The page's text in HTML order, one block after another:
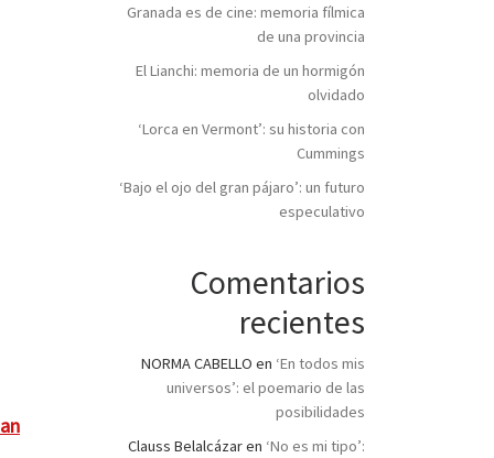
Granada es de cine: memoria fílmica
de una provincia
El Lianchi: memoria de un hormigón
olvidado
‘Lorca en Vermont’: su historia con
Cummings
‘Bajo el ojo del gran pájaro’: un futuro
especulativo
Comentarios
recientes
NORMA CABELLO en ‘En todos mis
universos’: el poemario de las
posibilidades
Clauss Belalcázaren ‘No es mi tipo’: